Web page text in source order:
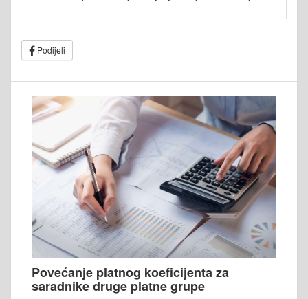
Podijeli
Povećanje platnog koeficijenta za
saradnike druge platne grupe